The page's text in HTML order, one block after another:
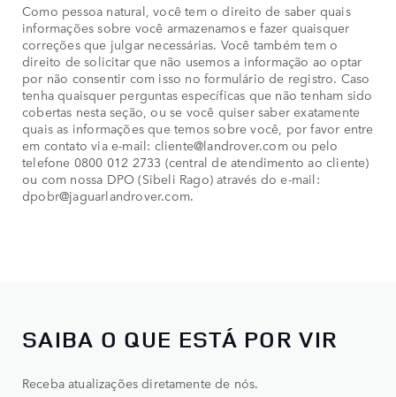
Como pessoa natural, você tem o direito de saber quais
informações sobre você armazenamos e fazer quaisquer
correções que julgar necessárias. Você também tem o
direito de solicitar que não usemos a informação ao optar
por não consentir com isso no formulário de registro. Caso
tenha quaisquer perguntas específicas que não tenham sido
cobertas nesta seção, ou se você quiser saber exatamente
quais as informações que temos sobre você, por favor entre
em contato via e-mail: cliente@landrover.com ou pelo
telefone 0800 012 2733 (central de atendimento ao cliente)
ou com nossa DPO (Sibeli Rago) através do e-mail:
dpobr@jaguarlandrover.com.
SAIBA O QUE ESTÁ POR VIR
Receba atualizações diretamente de nós.